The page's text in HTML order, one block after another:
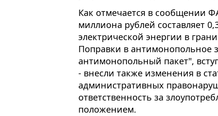
Как отмечается в сообщении
миллиона рублей составляет
электрической энергии в
Поправки в антимонопольное
антимонопольный пакет",
- внесли также изменения в
административных
ответственность за
положением.